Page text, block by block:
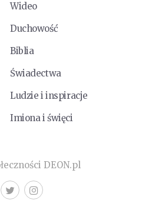
Wideo
Duchowość
Biblia
Świadectwa
Ludzie i inspiracje
Imiona i święci
DEON.pl